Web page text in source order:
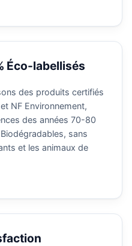
Éco-labellisés
des produits certifiés
NF Environnement,
des années 70-80
sans
et les animaux de